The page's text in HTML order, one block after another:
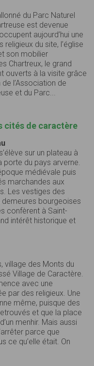
du Parc Naturel
est devenue
aujourd’hui une
du site, l’église
son mobilier
Chartreux, le grand
ouverts à la visite grâce
l’Association de
et du Parc...
cités de caractère
sur un plateau à
porte du pays arverne.
médiévale puis
marchandes aux
Les vestiges des
bourgeoises
confèrent à Saint-
intérêt historique et
village des Monts du
Village de Caractère.
avec une
par des religieux. Une
même, puisque des
et que la place
menhir. Mais aussi
parce que
ce qu’elle était. On